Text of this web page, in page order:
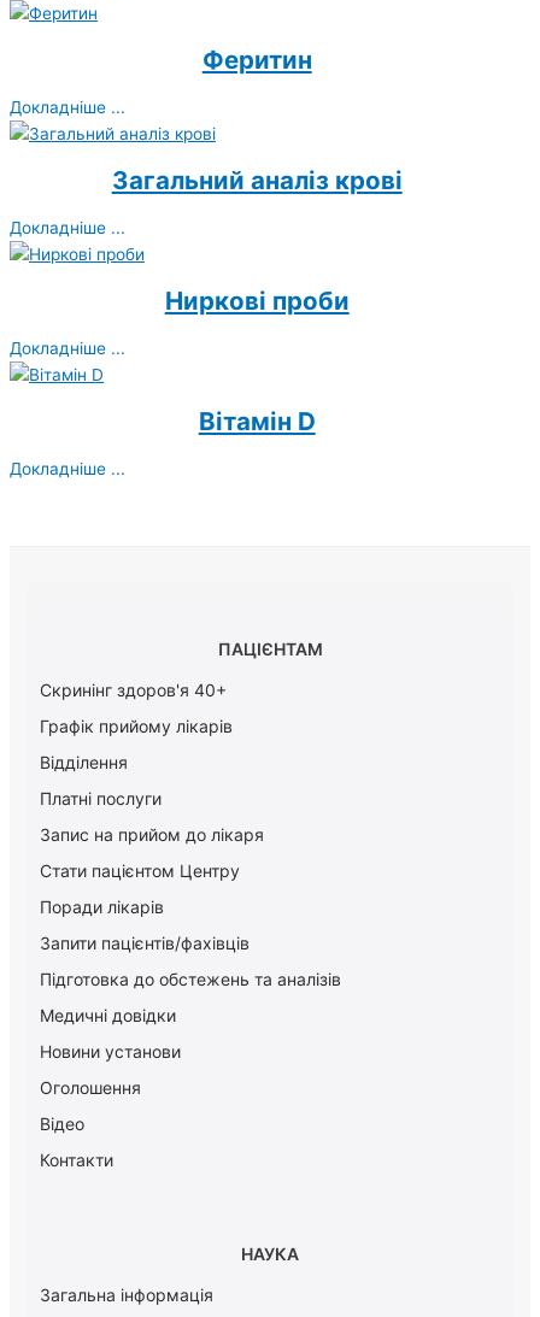
Феритин
Докладніше ...
Загальний аналіз крові
Докладніше ...
Ниркові проби
Докладніше ...
Вітамін D
Докладніше ...
ПАЦІЄНТАМ
Скринінг здоров'я 40+
Графік прийому лікарів
Відділення
Платні послуги
Запис на прийом до лікаря
Стати пацієнтом Центру
Поради лікарів
Запити пацієнтів/фахівців
Підготовка до обстежень та аналізів
Медичні довідки
Новини установи
Оголошення
Відео
Контакти
НАУКА
Загальна інформація